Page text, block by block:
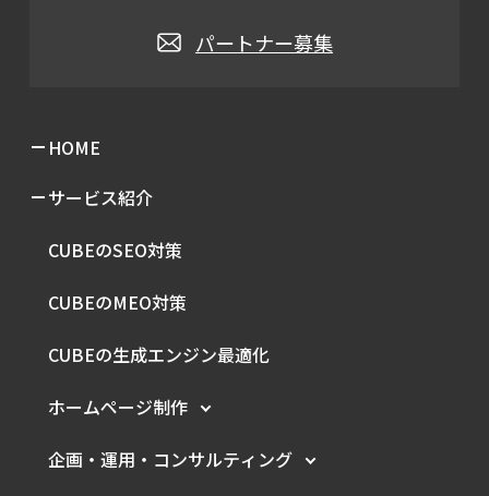
パートナー募集
HOME
サービス紹介
CUBEのSEO対策
CUBEのMEO対策
CUBEの生成エンジン最適化
ホームページ制作
企画・運用・ コンサルティング